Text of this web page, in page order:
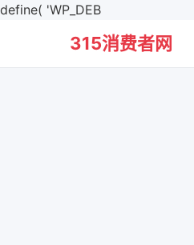
define( 'WP_DEB
315消费者网